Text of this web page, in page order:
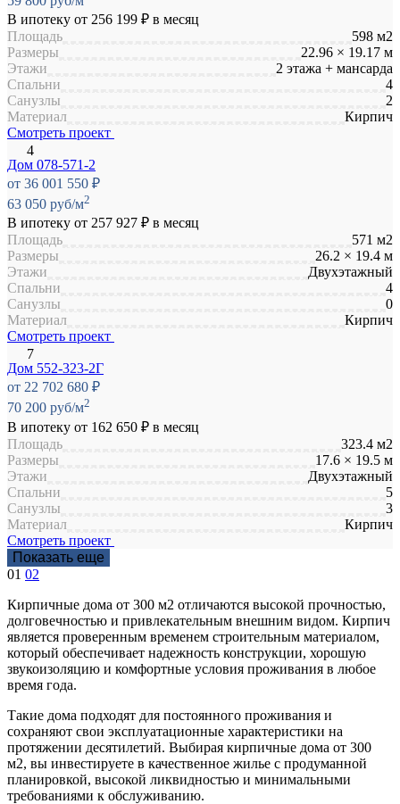
В ипотеку от 256 199 ₽ в месяц
Площадь
598 м2
Размеры
22.96 × 19.17 м
Этажи
2 этажа + мансарда
Спальни
4
Санузлы
2
Материал
Кирпич
Смотреть проект
Дом 078-571-2
от 36 001 550 ₽
63 050 руб/м2
В ипотеку от 257 927 ₽ в месяц
Площадь
571 м2
Размеры
26.2 × 19.4 м
Этажи
Двухэтажный
Спальни
4
Санузлы
0
Материал
Кирпич
Смотреть проект
Дом 552-323-2Г
от 22 702 680 ₽
70 200 руб/м2
В ипотеку от 162 650 ₽ в месяц
Площадь
323.4 м2
Размеры
17.6 × 19.5 м
Этажи
Двухэтажный
Спальни
5
Санузлы
3
Материал
Кирпич
Смотреть проект
Показать еще
01 02
Кирпичные дома от 300 м2 отличаются высокой прочностью,
долговечностью и привлекательным внешним видом. Кирпич
является проверенным временем строительным материалом,
который обеспечивает надежность конструкции, хорошую
звукоизоляцию и комфортные условия проживания в любое
время года.
Такие дома подходят для постоянного проживания и
сохраняют свои эксплуатационные характеристики на
протяжении десятилетий. Выбирая кирпичные дома от 300
м2, вы инвестируете в качественное жилье с продуманной
планировкой, высокой ликвидностью и минимальными
требованиями к обслуживанию.